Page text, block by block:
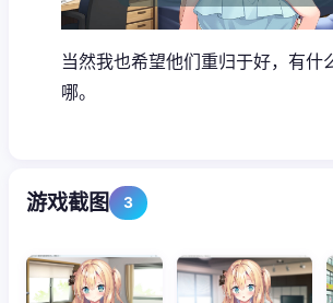
当然我也希望他们重归于好，有什
哪。
游戏截图 3